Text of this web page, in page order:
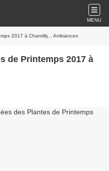
MENU
2017 à Chantilly... Ambiances
de Printemps 2017 à